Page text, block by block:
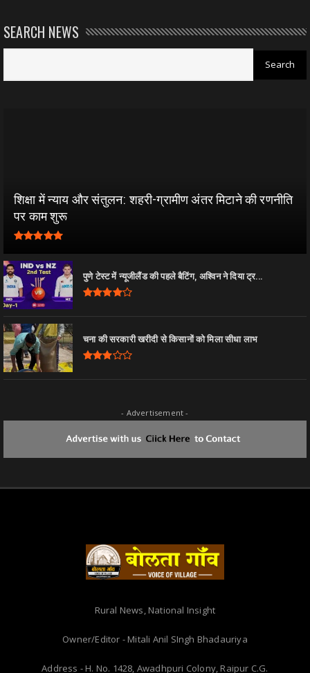
SEARCH NEWS
शिक्षा में न्याय और संतुलन: शहरी-ग्रामीण अंतर मिटाने की रणनीति
पर काम शुरू
पुणे टेस्ट में न्यूजीलैंड की पहले बैटिंग, अश्विन ने दिया ट्र...
चना की सरकारी खरीदी से किसानों को मिला सीधा लाभ
- Advertisement -
Rural News, National Insight
Owner/Editor - Mitali Anil SIngh Bhadauriya
Address - H. No. 1428, Awadhpuri Colony, Raipur C.G.